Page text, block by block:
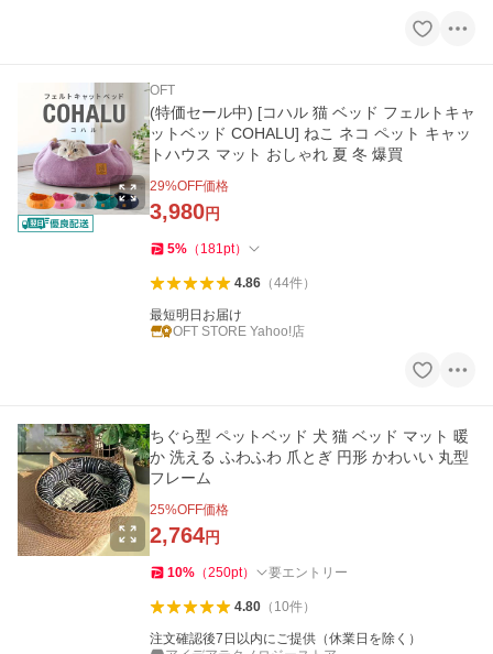
OFT
(特価セール中) [コハル 猫 ベッド フェルトキャ
ットベッド COHALU] ねこ ネコ ペット キャッ
トハウス マット おしゃれ 夏 冬 爆買
29%OFF価格
3,980円
5% （ 181pt）
4.86（44件）
最短明日お届け
OFT STORE Yahoo!店
ちぐら型 ペットベッド 犬 猫 ベッド マット 暖
か 洗える ふわふわ 爪とぎ 円形 かわいい 丸型
フレーム
25%OFF価格
2,764円
10% （250pt） 要エントリー
4.80（ 10件）
注文確認後7日以内にご提供（休業日を除く）